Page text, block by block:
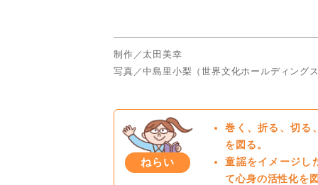
制作／太田美幸
写真／中島里小梨（世界文化ホールディング
ねらい
巻く、折る、切る
を図る。
童謡をイメージし
て心身の活性化を